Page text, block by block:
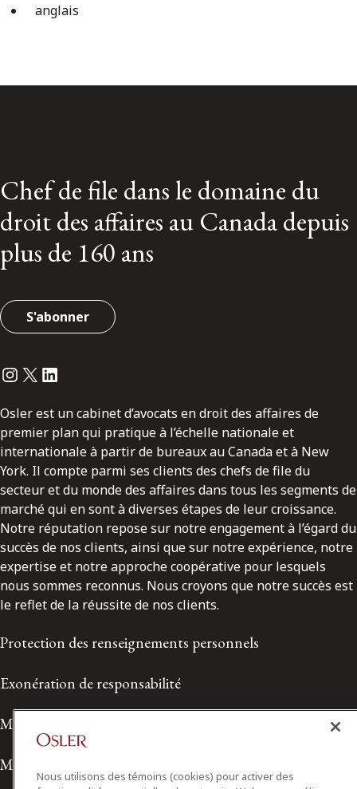
anglais
Chef de file dans le domaine du
droit des affaires au Canada depuis
plus de 160 ans
S'abonner
Instagram
Twitter
LinkedIn
Osler est un cabinet d’avocats en droit des affaires de
premier plan qui pratique à l’échelle nationale et
internationale à partir de bureaux au Canada et à New
York. Il compte parmi ses clients des chefs de file du
secteur et du monde des affaires dans tous les segments de
marché qui en sont à diverses étapes de leur croissance.
Notre réputation repose sur notre engagement à l’égard du
succès de nos clients, ainsi que sur notre expérience, notre
expertise et notre approche coopérative pour lesquels
nous sommes reconnus. Nous croyons que notre succès est
le reflet de la réussite de nos clients.
Protection des renseignements personnels
Exonération de responsabilité
Modalités de prestation de services
Modalités d'utilisation
Nous utilisons des témoins (cookies) pour activer des